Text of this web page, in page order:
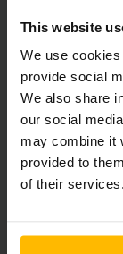
This website
We use
provide social
We also share
our social
may combine it
provided to
of their services.
Veiligheid in
De inrichting, in
stand gekomen,
operatie
veiligheid. Op
pand is voorzien
trucks zijn